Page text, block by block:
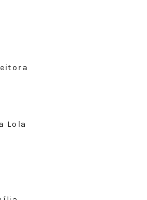
Lola